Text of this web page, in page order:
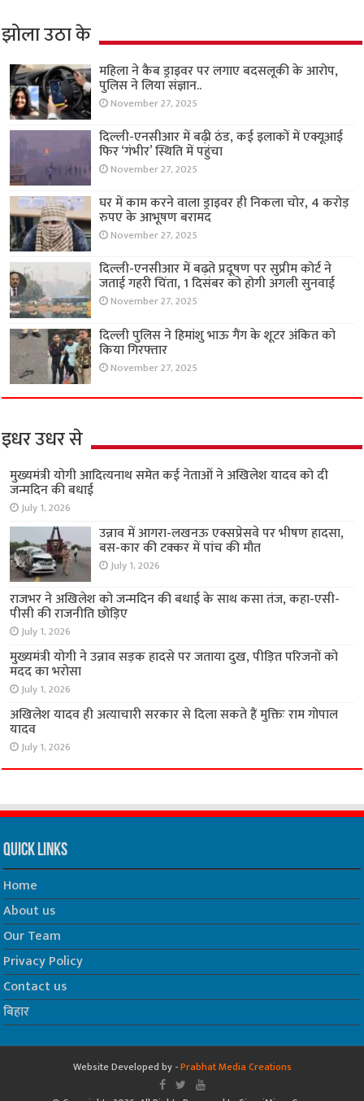
झोला उठा के
महिला ने कैब ड्राइवर पर लगाए बदसलूकी के आरोप,
पुलिस ने लिया संज्ञान..
November 27, 2025
दिल्ली-एनसीआर में बढ़ी ठंड, कई इलाकों में एक्यूआई
फिर ‘गंभीर’ स्थिति में पहुंचा
November 27, 2025
घर में काम करने वाला ड्राइवर ही निकला चोर, 4 करोड़
रुपए के आभूषण बरामद
November 27, 2025
दिल्ली-एनसीआर में बढ़ते प्रदूषण पर सुप्रीम कोर्ट ने
जताई गहरी चिंता, 1 दिसंबर को होगी अगली सुनवाई
November 27, 2025
दिल्ली पुलिस ने हिमांशु भाऊ गैंग के शूटर अंकित को
किया गिरफ्तार
November 27, 2025
इधर उधर से
मुख्यमंत्री योगी आदित्यनाथ समेत कई नेताओं ने अखिलेश यादव को दी
जन्मदिन की बधाई
July 1, 2026
उन्नाव में आगरा-लखनऊ एक्सप्रेसवे पर भीषण हादसा,
बस-कार की टक्कर में पांच की मौत
July 1, 2026
राजभर ने अखिलेश को जन्मदिन की बधाई के साथ कसा तंज, कहा-एसी-
पीसी की राजनीति छोड़िए
July 1, 2026
मुख्यमंत्री योगी ने उन्नाव सड़क हादसे पर जताया दुख, पीड़ित परिजनों को
मदद का भरोसा
July 1, 2026
अखिलेश यादव ही अत्याचारी सरकार से दिला सकते हैं मुक्तिः राम गोपाल
यादव
July 1, 2026
Quick Links
Home
About us
Our Team
Privacy Policy
Contact us
बिहार
Website Developed by -Prabhat Media Creations